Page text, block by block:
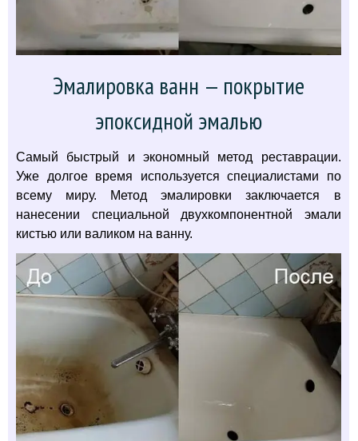
Эмалировка ванн — покрытие
эпоксидной эмалью
Самый быстрый и экономный метод реставрации.
Уже долгое время используется специалистами по
всему миру. Метод эмалировки заключается в
нанесении специальной двухкомпонентной эмали
кистью или валиком на ванну.